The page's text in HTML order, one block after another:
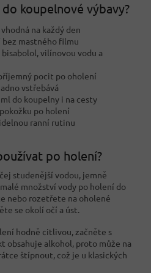
koupelnové výbavy?
na každý den
bez mastného filmu
vilínovou vodu a
pocit po oholení
vstřebává
do koupelny i na cesty
po holení
ranní rutinu
po holení?
studenější vodou, jemně
množství vody po holení do
nebo rozetřete na oholené
se okolí očí a úst.
hodně citlivou, začněte s
obsahuje alkohol, proto může na
štípnout, což je u klasických